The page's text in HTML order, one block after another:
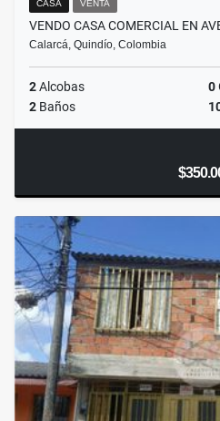
CASA VENTA
VENDO CASA COMERCIAL EN
Calarcá, Quindío, Colombia
2Alcobas 0
2 Baños